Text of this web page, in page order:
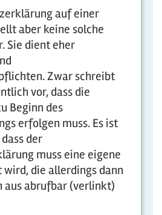
auf einer
aber keine solche
Sie dient eher
Zwar schreibt
vor, dass die
Beginn des
erfolgen muss. Es ist
der
muss eine eigene
die allerdings dann
aus abrufbar (verlinkt)